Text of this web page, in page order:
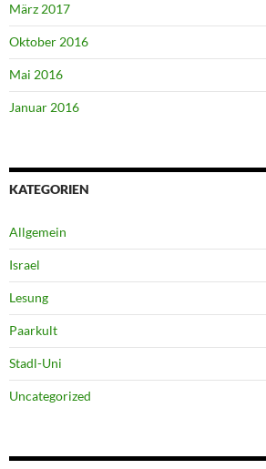
März 2017
Oktober 2016
Mai 2016
Januar 2016
KATEGORIEN
Allgemein
Israel
Lesung
Paarkult
Stadl-Uni
Uncategorized